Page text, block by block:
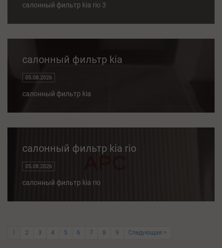
салонный фильтр kia rio 3
салонный фильтр kia
05.08.2026
салонный фильтр kia
салонный фильтр kia rio
05.08.2026
салонный фильтр kia rio
1 2 3 4 5 6 7 8 9 Следующая >